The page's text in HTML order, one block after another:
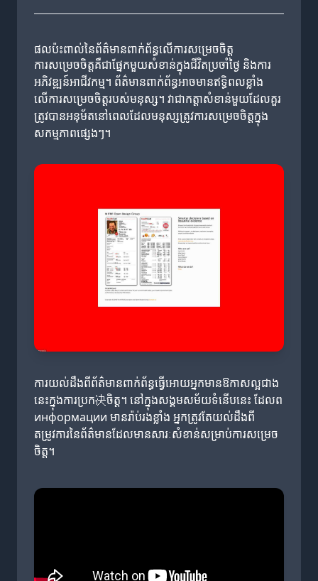
ផលប៉ះពាល់នៃព័ត៌មានពាក់ព័ន្ធលើការសម្រេចចិត្ត
ការសម្រេចចិត្តគឺជាផ្នែកមួយសំខាន់ក្នុងជីវិតប្រចាំថ្ងៃ និងការ
អភិវឌ្ឍន៍អាជីវកម្ម។ ព័ត៌មានពាក់ព័ន្ធអាចមានឥទ្ធិពលខ្លាំង
លើការសម្រេចចិត្តរបស់មនុស្ស។ វាជាកត្តាសំខាន់មួយដែលគួរ
ត្រូវបានអនុម័តនៅពេលដែលមនុស្សត្រូវការសម្រេចចិត្តក្នុង
សកម្មភាពផ្សេងៗ។
ការយល់ដឹងពីព័ត៌មានពាក់ព័ន្ធធ្វើអោយអ្នកមានឱកាសល្អជាង
នេះក្នុងការប្រក决ចិត្ត។ នៅក្នុងសង្គមសម័យទំនើបនេះ ដែលព
информации មានរ៉ាប់រងខ្លាំង អ្នកត្រូវតែយល់ដឹងពី
តម្រូវការនៃព័ត៌មានដែលមានសារៈសំខាន់សម្រាប់ការសម្រេច
ចិត្ត។